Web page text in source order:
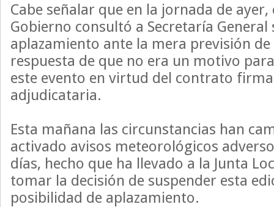
Cabe señalar que en la jornada de ayer,
Gobierno consultó a Secretaría General
aplazamiento ante la mera previsión
respuesta de que no era un motivo
este evento en virtud del contrato
adjudicataria.
Esta mañana las circunstancias han
activado avisos meteorológicos
días, hecho que ha llevado a la Junta
tomar la decisión de suspender esta
posibilidad de aplazamiento.